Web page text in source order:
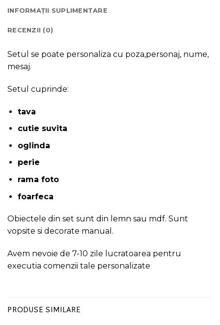
INFORMAȚII SUPLIMENTARE
RECENZII (0)
Setul se poate personaliza cu poza,personaj, nume,
mesaj.
Setul cuprinde:
tava
cutie suvita
oglinda
perie
rama foto
foarfeca
Obiectele din set sunt din lemn sau mdf. Sunt
vopsite si decorate manual.
Avem nevoie de 7-10 zile lucratoarea pentru
executia comenzii tale personalizate
PRODUSE SIMILARE